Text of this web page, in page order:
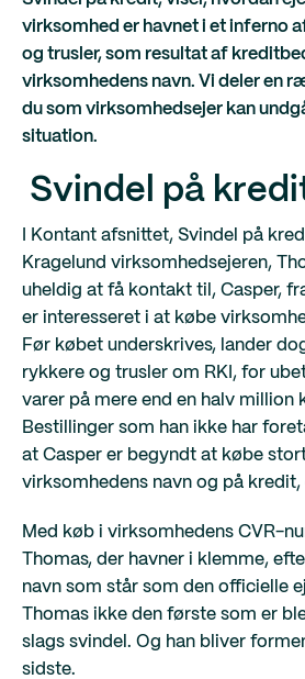
virksomhed er havnet i et inferno
og trusler, som resultat af
virksomhedens navn. Vi deler en
du som virksomhedsejer kan
situation.
Svindel på
I Kontant afsnittet, Svindel på
Kragelund virksomhedsejeren,
uheldig at få kontakt til, Casper,
er interesseret i at købe
Før købet underskrives, lander
rykkere og trusler om RKI, for
varer på mere end en halv million
Bestillinger som han ikke har
at Casper er begyndt at købe
virksomhedens navn og på kredit,
Med køb i virksomhedens CVR-
Thomas, der havner i klemme,
navn som står som den officielle
Thomas ikke den første som er
slags svindel. Og han bliver
sidste.